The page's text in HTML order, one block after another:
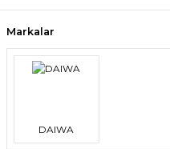
Markalar
DAIWA